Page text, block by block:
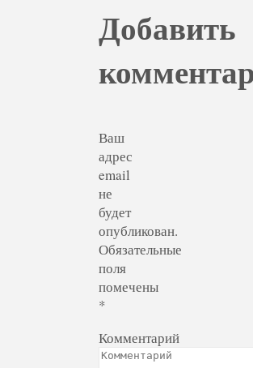
Добавить
Ваш
адрес
email
не
будет
опубликован.
Обязательные
поля
помечены
*
Комментарий